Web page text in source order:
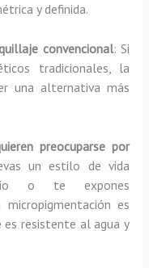
y definida.
convencional: Si
tradicionales, la
una alternativa más
preocuparse por
un estilo de vida
o te expones
es
es resistente al agua y